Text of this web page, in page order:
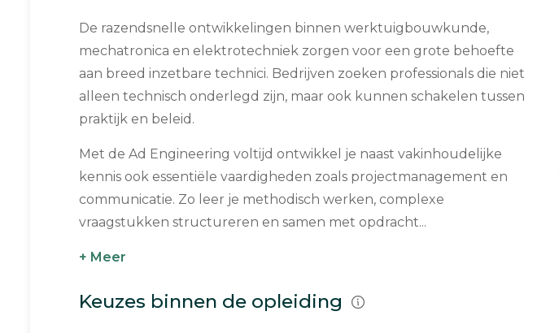
De razendsnelle ontwikkelingen binnen werktuigbouwkunde,
mechatronica en elektrotechniek zorgen voor een grote behoefte
aan breed inzetbare technici. Bedrijven zoeken professionals die niet
alleen technisch onderlegd zijn, maar ook kunnen schakelen tussen
praktijk en beleid.
Met de Ad Engineering voltijd ontwikkel je naast vakinhoudelijke
kennis ook essentiële vaardigheden zoals projectmanagement en
communicatie. Zo leer je methodisch werken, complexe
vraagstukken structureren en samen met opdracht...
+ Meer
Keuzes binnen de opleiding